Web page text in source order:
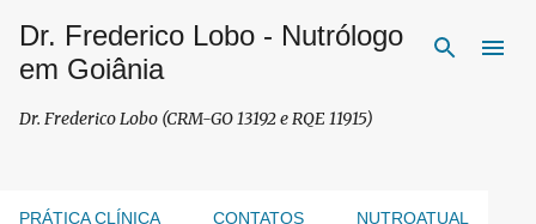
Pular para o conteúdo principal
Dr. Frederico Lobo - Nutrólogo
em Goiânia
Dr. Frederico Lobo (CRM-GO 13192 e RQE 11915)
PRÁTICA CLÍNICA CONTATOS NUTROATUAL